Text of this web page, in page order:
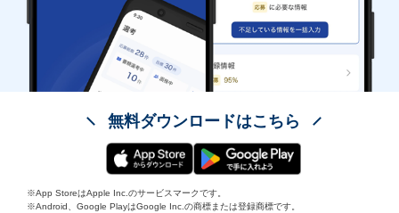
無料ダウンロードはこちら
※App StoreはApple Inc.のサービスマークです。
※Android、Google PlayはGoogle Inc.の商標または登録商標です。